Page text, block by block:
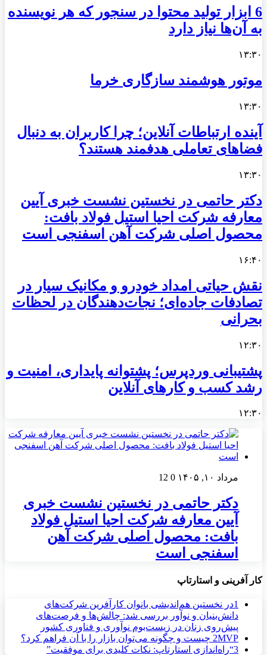
6 ابزار تولید محتوا در سنجور که هر نویسنده
به آن‌ها نیاز دارد
۱۳:۳۰
موتور هوشمند سازگاری خرما
۱۳:۳۰
آینده ارتباطات آنلاین؛ چرا کاربران به دنبال
فضاهای تعاملی هدفمند هستند؟
۱۳:۳۰
دکتر حاتمی در نخستین نشست خبری آیین
معارفه شرکت احیا استیل فولاد بافت:
محصول اصلی شرکت آهن اسفنجی است
۱۶:۴۰
نقش حیاتی امداد خودرو و مکانیک سیار در
تصادفات جاده‌ای؛ نجات‌دهندگان در لحظات
بحرانی
۱۲:۳۰
پشتیبانی وردپرس؛ پشتوانه پایداری، امنیت و
رشد کسب‌ و کارهای آنلاین
۱۲:۳۰
مرداد ۱۰, ۱۴۰۵ 0
12
دکتر حاتمی در نخستین نشست خبری
آیین معارفه شرکت احیا استیل فولاد
بافت: محصول اصلی شرکت آهن
اسفنجی است
کار آفرینی و استارتاپ
1در نخستین هم‌اندیشی بانوان کارآفرین شرکت‌های
دانش‌بنیان و نوآور بررسی شد: چالش‌ها و فرصت‌های
پیش‌روی زنان در زیست‌بوم نوآوری و فناوری کشور
2MVP چیست و چگونه می‌توان بازار را با آن فراهم کرد؟
3“راه‌اندازی استارتاپ: نکات کلیدی برای موفقیت”